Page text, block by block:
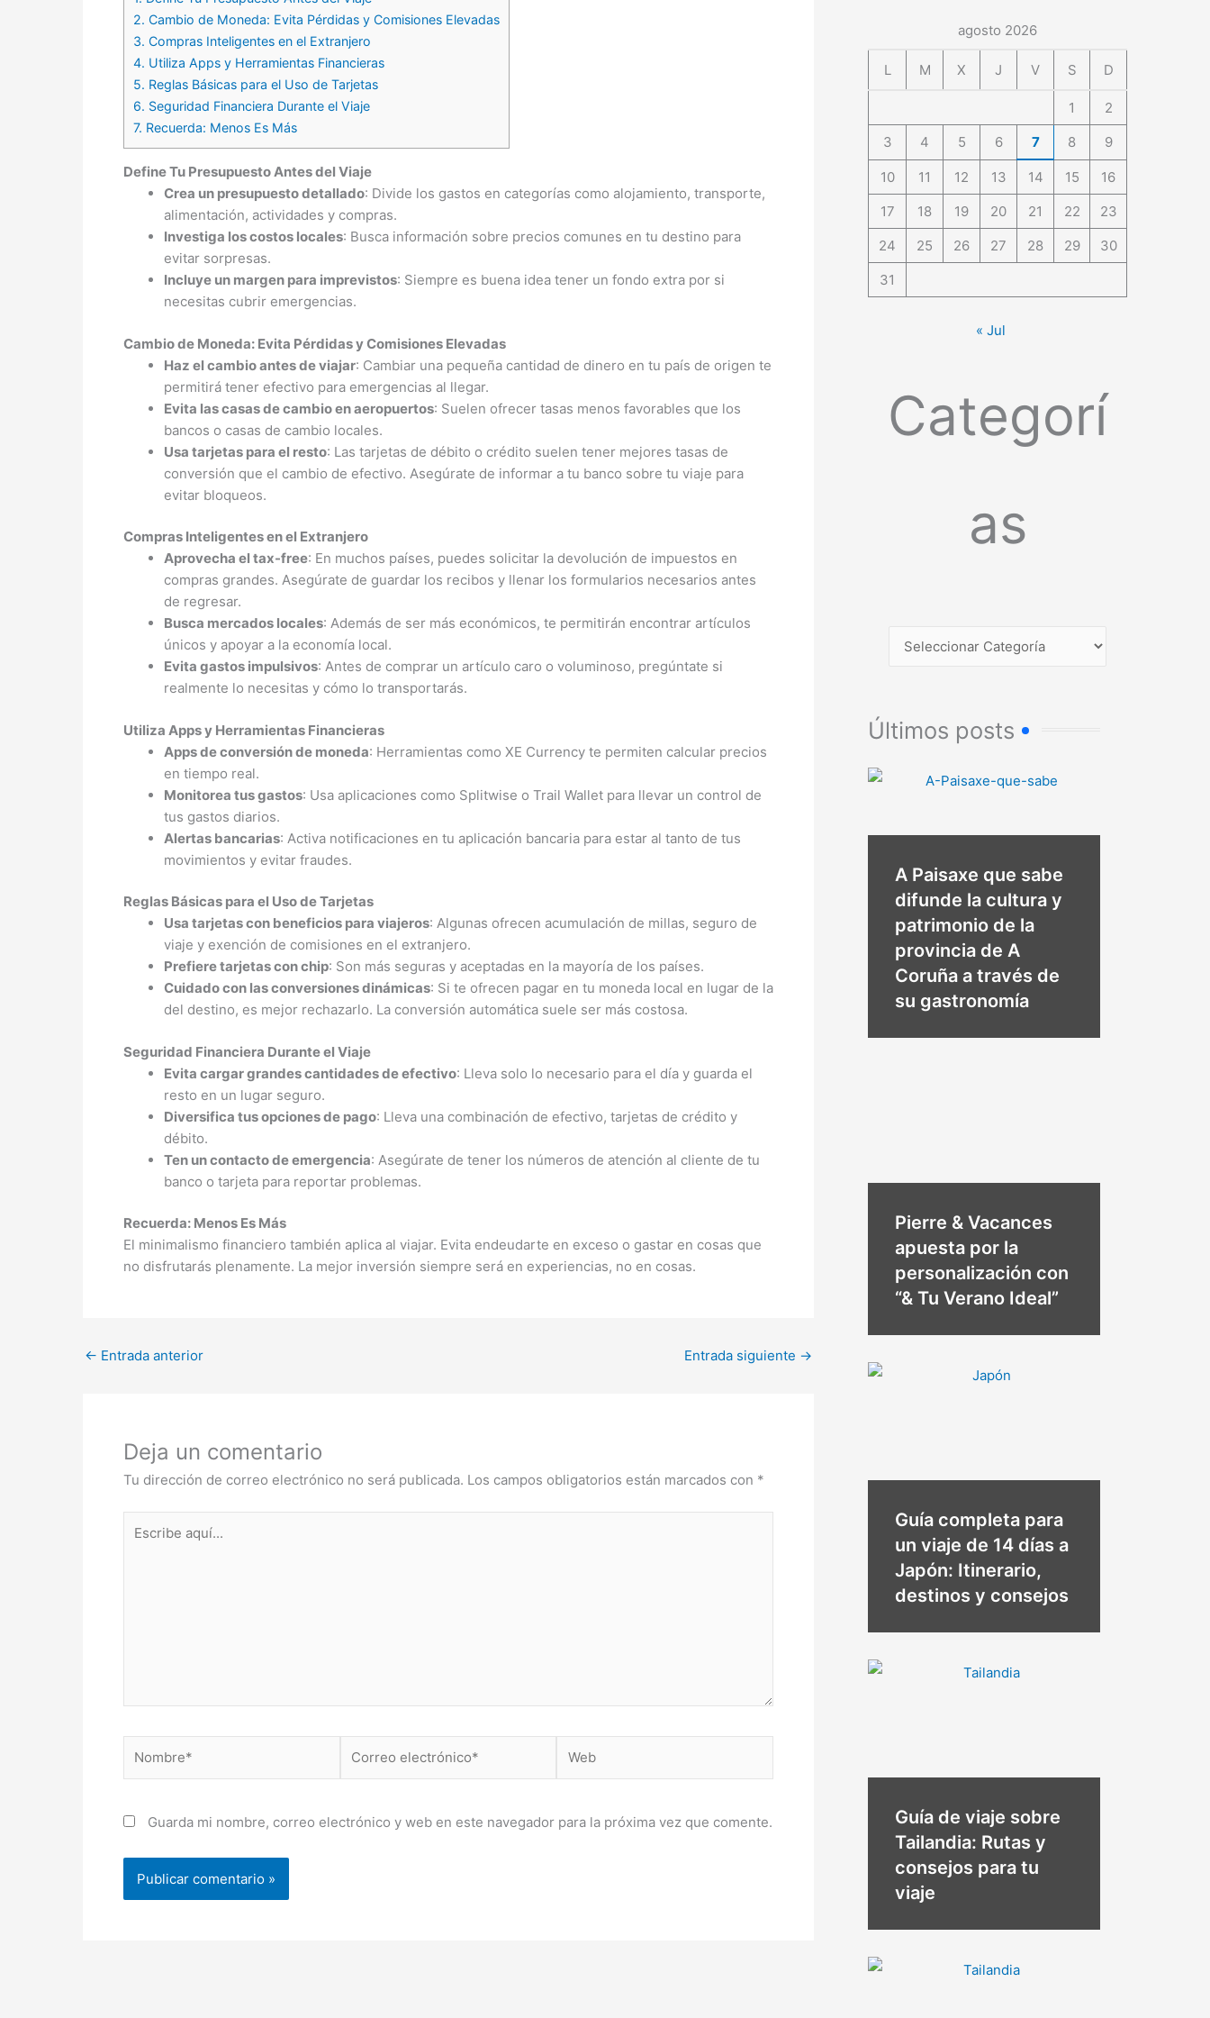
2. Cambio de Moneda: Evita Pérdidas y Comisiones Elevadas
3. Compras Inteligentes en el Extranjero
4. Utiliza Apps y Herramientas Financieras
5. Reglas Básicas para el Uso de Tarjetas
6. Seguridad Financiera Durante el Viaje
7. Recuerda: Menos Es Más
Define Tu Presupuesto Antes del Viaje
Crea un presupuesto detallado: Divide los gastos en categorías como alojamiento, transporte,
alimentación, actividades y compras.
Investiga los costos locales: Busca información sobre precios comunes en tu destino para
evitar sorpresas.
Incluye un margen para imprevistos: Siempre es buena idea tener un fondo extra por si
necesitas cubrir emergencias.
Cambio de Moneda: Evita Pérdidas y Comisiones Elevadas
Haz el cambio antes de viajar: Cambiar una pequeña cantidad de dinero en tu país de origen te
permitirá tener efectivo para emergencias al llegar.
Evita las casas de cambio en aeropuertos: Suelen ofrecer tasas menos favorables que los
bancos o casas de cambio locales.
Usa tarjetas para el resto: Las tarjetas de débito o crédito suelen tener mejores tasas de
conversión que el cambio de efectivo. Asegúrate de informar a tu banco sobre tu viaje para
evitar bloqueos.
Compras Inteligentes en el Extranjero
Aprovecha el tax-free: En muchos países, puedes solicitar la devolución de impuestos en
compras grandes. Asegúrate de guardar los recibos y llenar los formularios necesarios antes
de regresar.
Busca mercados locales: Además de ser más económicos, te permitirán encontrar artículos
únicos y apoyar a la economía local.
Evita gastos impulsivos: Antes de comprar un artículo caro o voluminoso, pregúntate si
realmente lo necesitas y cómo lo transportarás.
Utiliza Apps y Herramientas Financieras
Apps de conversión de moneda: Herramientas como XE Currency te permiten calcular precios
en tiempo real.
Monitorea tus gastos: Usa aplicaciones como Splitwise o Trail Wallet para llevar un control de
tus gastos diarios.
Alertas bancarias: Activa notificaciones en tu aplicación bancaria para estar al tanto de tus
movimientos y evitar fraudes.
Reglas Básicas para el Uso de Tarjetas
Usa tarjetas con beneficios para viajeros: Algunas ofrecen acumulación de millas, seguro de
viaje y exención de comisiones en el extranjero.
Prefiere tarjetas con chip: Son más seguras y aceptadas en la mayoría de los países.
Cuidado con las conversiones dinámicas: Si te ofrecen pagar en tu moneda local en lugar de la
del destino, es mejor rechazarlo. La conversión automática suele ser más costosa.
Seguridad Financiera Durante el Viaje
Evita cargar grandes cantidades de efectivo: Lleva solo lo necesario para el día y guarda el
resto en un lugar seguro.
Diversifica tus opciones de pago: Lleva una combinación de efectivo, tarjetas de crédito y
débito.
Ten un contacto de emergencia: Asegúrate de tener los números de atención al cliente de tu
banco o tarjeta para reportar problemas.
Recuerda: Menos Es Más
El minimalismo financiero también aplica al viajar. Evita endeudarte en exceso o gastar en cosas que
no disfrutarás plenamente. La mejor inversión siempre será en experiencias, no en cosas.
← Entrada anterior Entrada siguiente →
Deja un comentario
Tu dirección de correo electrónico no será publicada. Los campos obligatorios están marcados con *
aquí...
electrónico*
Guarda mi nombre, correo electrónico y web en este navegador para la próxima vez que comente.
agosto 2026
L M X J V S D
1
2
3
4 5 6 7 8 9
10 11 12 13 14 15
16
17
18 19 20 21 22
23
24
25 26 27 28 29
30
31
« Jul
Categorí
as
Últimos posts
A Paisaxe que sabe
difunde la cultura y
patrimonio de la
provincia de A
Coruña a través de
su gastronomía
Pierre & Vacances
apuesta por la
personalización con
“& Tu Verano Ideal”
Guía completa para
un viaje de 14 días a
Japón: Itinerario,
destinos y consejos
Guía de viaje sobre
Tailandia: Rutas y
consejos para tu
viaje